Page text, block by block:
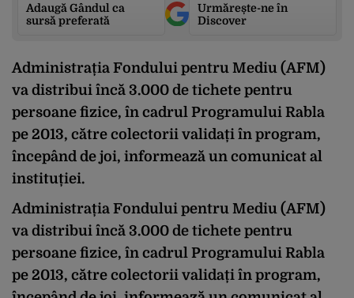
Adaugă Gândul ca
sursă preferată
Urmărește-ne în
Discover
Administrația Fondului pentru Mediu (AFM)
va distribui încă 3.000 de tichete pentru
persoane fizice, în cadrul Programului Rabla
pe 2013, către colectorii validați în program,
începând de joi, informează un comunicat al
instituției.
Administrația Fondului pentru Mediu (AFM)
va distribui încă 3.000 de tichete pentru
persoane fizice, în cadrul Programului Rabla
pe 2013, către colectorii validați în program,